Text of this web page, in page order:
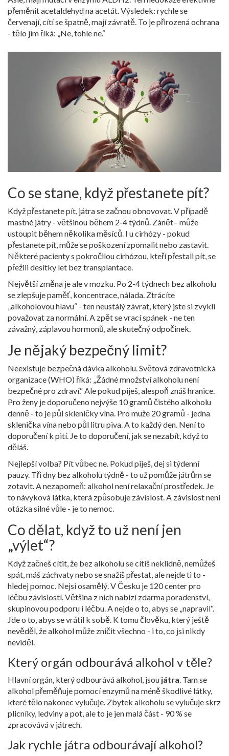
přeměnit acetaldehyd na acetát. Výsledek: rychle se
červenají, cítí se špatně, mají závratě. To je přirozená ochrana
- tělo jim říká: „Ne, tohle ne.“
Co se stane, když přestanete pít?
Když přestanete pít, játra se začnou obnovovat. V případě
mastné játry - většinou během 2-4 týdnů. Zánět - může
ustoupit během několika měsíců. I u cirhózy - pokud
přestanete pít, může se poškození zpomalit nebo zastavit.
Některé pacienty s pokročilou cirhózou, kteří přestali pít, se
přežili desítky let bez transplantace.
Největší změna je ale v mozku. Po 2-4 týdnech bez alkoholu
se zlepšuje paměť, koncentrace, nálada. Ztrácíte
„alkoholovou hlavu“ - ten neustálý závrat, který jste si zvykli
považovat za normální. A zpět se vrací spánek - ne ten
závažný, záplavou hormonů, ale skutečný odpočinek.
Je nějaký bezpečný limit?
Neexistuje bezpečná dávka alkoholu. Světová zdravotnická
organizace (WHO) říká: „Žádné množství alkoholu není
bezpečné pro zdraví.“ Ale pokud piješ, alespoň znáš hranice.
Pro ženy je doporučeno nejvýše 10 gramů čistého alkoholu
denně - to je půl skleničky vína. Pro muže 20 gramů - jedna
sklenička vína nebo půl litru piva. A to každý den. Není to
doporučení k pití. Je to doporučení, jak se nezabít, když to
děláš.
Nejlepší volba? Pít vůbec ne. Pokud piješ, dej si týdenní
pauzy. Tři dny bez alkoholu týdně - to už pomůže játrům se
zotavit. A nezapomeň: alkohol není relaxační prostředek. Je
to návyková látka, která způsobuje závislost. A závislost není
otázka silné vůle - je to nemoc.
Co dělat, když to už není jen
„výlet“?
Když začneš cítit, že bez alkoholu se cítíš neklidně, nemůžeš
spát, máš záchvaty nebo se snažíš přestat, ale nejde ti to -
hledej pomoc. Nejsi osamělý. V Česku je 120 center pro
léčbu závislostí. Většina z nich nabízí zdarma poradenství,
skupinovou podporu i léčbu. A nejde o to, abys se „napravil“.
Jde o to, abys se vrátil k sobě. K tomu člověku, který ještě
nevěděl, že alkohol může zničit všechno - i to, co jsi nikdy
neviděl.
Který orgán odbourává alkohol v těle?
Hlavní orgán, který odbourává alkohol, jsou játra . Tam se
alkohol přeměňuje pomocí enzymů na méně škodlivé látky,
které tělo nakonec vylučuje. Zbytek alkoholu se vylučuje skrz
plicníky, ledviny a pot, ale to je jen malá část - 90 % se
zpracovává v játrech.
Jak rychle játra odbourávají alkohol?